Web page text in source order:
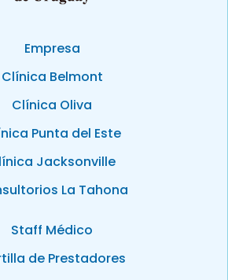
Empresa
Clínica Belmont
Clínica Oliva
Punta del Este
Jacksonville
La Tahona
Staff Médico
de Prestadores